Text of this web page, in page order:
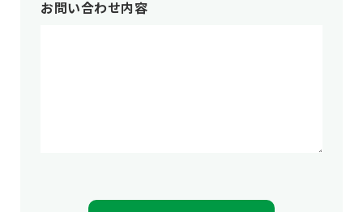
お問い合わせ内容